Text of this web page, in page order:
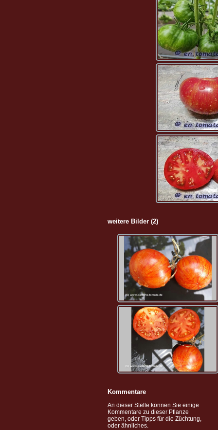
weitere Bilder (2)
Kommentare
An dieser Stelle können Sie einige
Kommentare zu dieser Pflanze
geben, oder Tipps für die Züchtung,
oder ähnliches.